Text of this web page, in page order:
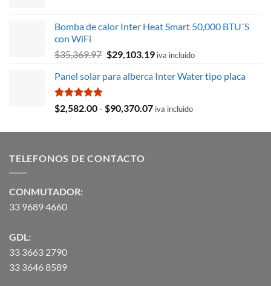
era:
es:
Bomba de calor Inter Heat Smart 50,000 BTU´S
con WiFi
$35,369.97 El
original
$35,369.97.
$29,103.19El
actual
$29,103.19.
iva incluido
Panel solar para alberca Inter Water tipo placa
Valorado
con
$2,582.00- $90,370.07Rango
precios:
iva incluido
TELEFONOS DE CONTACTO
CONMUTADOR:
33 9689 4660
GDL:
33 3663 2790
33 3646 8589